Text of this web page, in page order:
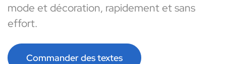
mode et décoration, rapidement et sans
effort.
Commander des textes